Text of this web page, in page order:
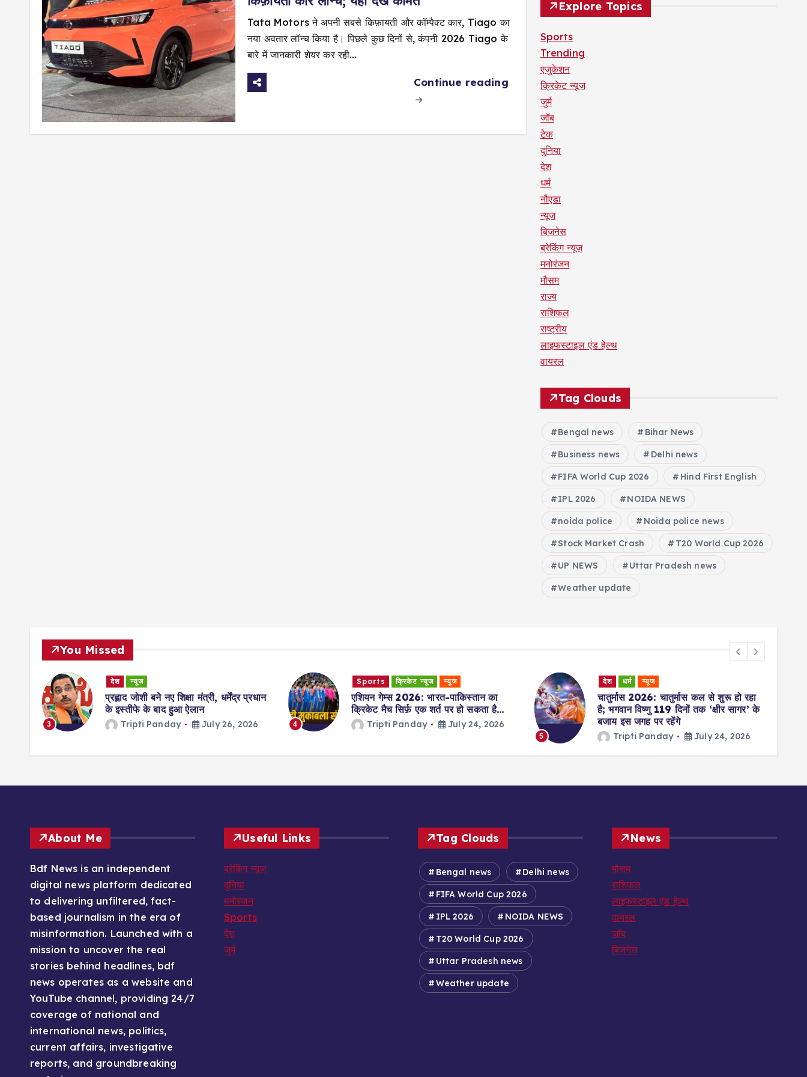
Tata Motors ने अपनी सबसे किफ़ायती और कॉम्पैक्ट कार, Tiago का
नया अवतार लॉन्च किया है। पिछले कुछ दिनों से, कंपनी 2026 Tiago के
बारे में जानकारी शेयर कर रही…
Continue reading
Explore Topics
Sports
Trending
एजुकेशन
क्रिकेट न्यूज
जुर्म
जॉब
टेक
दुनिया
देश
धर्म
नौएडा
न्यूज
बिजनेस
ब्रेकिंग न्यूज़
मनोरंजन
मौसम
राज्य
राशिफल
राष्ट्रीय
लाइफस्टाइल एंड हेल्थ
वायरल
Tag Clouds
Bengal news Bihar News
Business news Delhi news
FIFA World Cup 2026 Hind First English
IPL 2026 NOIDA NEWS
noida police Noida police news
Stock Market Crash T20 World Cup 2026
UP NEWS Uttar Pradesh news
Weather update
You Missed
3
देश न्यूज
प्रह्लाद जोशी बने नए शिक्षा मंत्री, धर्मेंद्र प्रधान
के इस्तीफे के बाद हुआ ऐलान
Tripti Panday July 26, 2026 4
Sports क्रिकेट न्यूज न्यूज
एशियन गेम्स 2026: भारत-पाकिस्तान का
क्रिकेट मैच सिर्फ़ एक शर्त पर हो सकता है…
Tripti Panday July 24, 2026
5
देश धर्म न्यूज
चातुर्मास 2026: चातुर्मास कल से शुरू हो रहा
है; भगवान विष्णु 119 दिनों तक ‘क्षीर सागर’ के
बजाय इस जगह पर रहेंगे
Tripti Panday July 24, 2026
About Me
Bdf News is an independent
digital news platform dedicated
to delivering unfiltered, fact-
based journalism in the era of
misinformation. Launched with a
mission to uncover the real
stories behind headlines, bdf
news operates as a website and
YouTube channel, providing 24/7
coverage of national and
international news, politics,
current affairs, investigative
reports, and groundbreaking
Useful Links
ब्रेकिंग न्यूज़
दुनिया
मनोरंजन
Sports
देश
जुर्म
Tag Clouds
Bengal news Delhi news
FIFA World Cup 2026
IPL 2026 NOIDA NEWS
T20 World Cup 2026
Uttar Pradesh news
Weather update
News
मौसम
राशिफल
लाइफस्टाइल एंड हेल्थ
वायरल
जॉब
बिजनेस